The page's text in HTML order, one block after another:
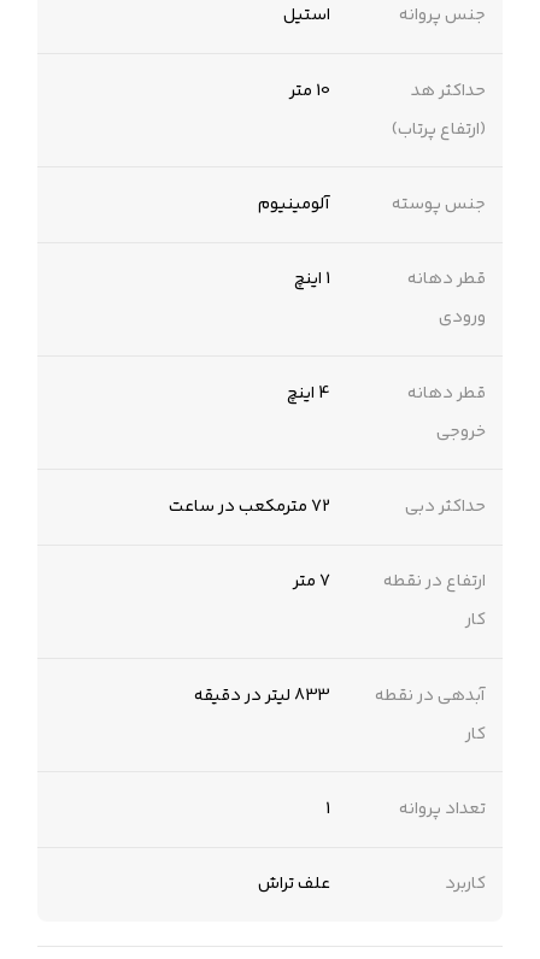
جنس پروانه استیل
حداکثر هد
(ارتفاع پرتاب)
10 متر
جنس پوسته ‌آلومینیوم‌
قطر دهانه
ورودی
1 اینچ
قطر دهانه
خروجی
4 اینچ
حداکثر دبی 72 مترمکعب در ساعت
ارتفاع در نقطه
کار
7 متر
آبدهی در نقطه
کار
833 لیتر در دقیقه
تعداد پروانه 1
کاربرد علف تراش